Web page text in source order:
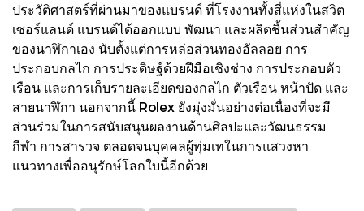
ประวัติศาสตร์ที่ผ่านมาของแบรนด์ ที่โรงงานทั้งสี่แห่งในสวิต
เซอร์แลนด์ แบรนด์ได้ออกแบบ พัฒนา และผลิตชิ้นส่วนสำคัญ
ของนาฬิกาเอง นับตั้งแต่การหล่อส่วนทองอัลลอย การ
ประกอบกลไก การประดิษฐ์ด้วยฝีมือเชิงช่าง การประกอบตัว
เรือน และการเก็บรายละเอียดของกลไก ตัวเรือน หน้าปัด และ
สายนาฬิกา นอกจากนี้ Rolex ยังมุ่งมั่นอย่างต่อเนื่องที่จะมี
ส่วนร่วมในการสนับสนุนผลงานด้านศิลปะและวัฒนธรรม
กีฬา การสารวจ ตลอดจนบุคคลผู้ทุ่มเทในการแสวงหา
แนวทางเพื่ออนุรักษ์โลกใบนี้อีกด้วย